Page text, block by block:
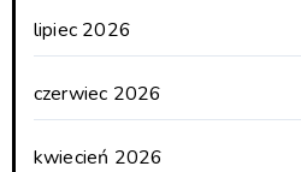
lipiec 2026
czerwiec 2026
kwiecień 2026